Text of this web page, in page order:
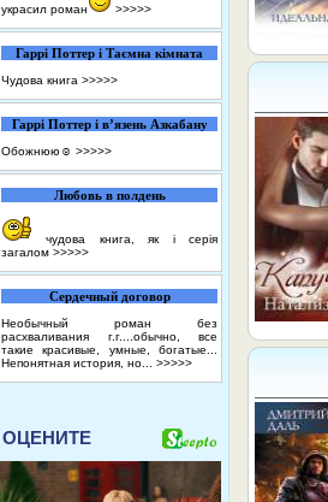
украсил роман >>>>>
Гаррі Поттер і Таємна кімната
Чудова книга >>>>>
Гаррі Поттер і в’язень Азкабану
Обожнюю☺️ >>>>>
Любовь в полдень
чудова книга, як і серія
загалом >>>>>
Сердечный договор
Необычный роман без
расхваливания г.г....обычно, все
такие красивые, умные, богатые...
Непонятная история, но... >>>>>
ОЦЕНИТЕ